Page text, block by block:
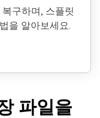
구하며, 스플릿
을 알아보세요.
파일을